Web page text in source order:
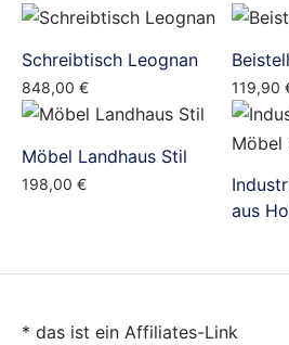
Schreibtisch Leognan
848,00 € 119,90
Möbel Landhaus Stil
198,00 €
aus
* das ist ein Affiliates-Link